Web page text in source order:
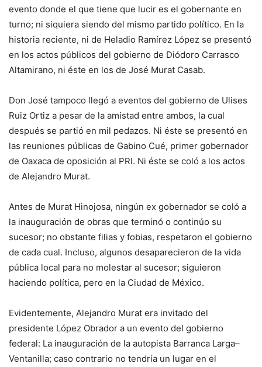
evento donde el que tiene que lucir es el gobernante en
turno; ni siquiera siendo del mismo partido político. En la
historia reciente, ni de Heladio Ramírez López se presentó
en los actos públicos del gobierno de Diódoro Carrasco
Altamirano, ni éste en los de José Murat Casab.
Don José tampoco llegó a eventos del gobierno de Ulises
Ruiz Ortiz a pesar de la amistad entre ambos, la cual
después se partió en mil pedazos. Ni éste se presentó en
las reuniones públicas de Gabino Cué, primer gobernador
de Oaxaca de oposición al PRI. Ni éste se coló a los actos
de Alejandro Murat.
Antes de Murat Hinojosa, ningún ex gobernador se coló a
la inauguración de obras que terminó o continúo su
sucesor; no obstante filias y fobias, respetaron el gobierno
de cada cual. Incluso, algunos desaparecieron de la vida
pública local para no molestar al sucesor; siguieron
haciendo política, pero en la Ciudad de México.
Evidentemente, Alejandro Murat era invitado del
presidente López Obrador a un evento del gobierno
federal: La inauguración de la autopista Barranca Larga–
Ventanilla; caso contrario no tendría un lugar en el